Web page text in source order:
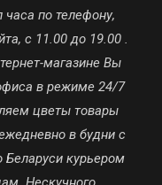
часа по телефону,
с 11.00 до 19.00 .
магазине Вы
в режиме 24/7
цветы товары
в будни с
Беларуси курьером